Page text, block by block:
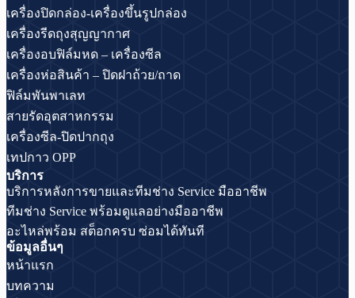
เครื่องปิดกล่อง-เครื่องขึ้นรูปกล่อง
เครื่องรีดถุงสุญญากาศ
เครื่องอบฟิล์มหด – เครื่องซีล
เครื่องห่อสินค้า – ปิดฝาถ้วย/ถาด
ฟิล์มพันพาเลท
สายรัดอุตสาหกรรม
เครื่องซีล-ปิดปากถุง
เทปกาว OPP
บริการ
บริการหลังการขายและทีมช่าง Service มืออาชีพ
ทีมช่าง Service พร้อมดูแลอย่างมืออาชีพ
อะไหล่พร้อม สต็อกครบ ซ่อมได้ทันที
ข้อมูลอื่นๆ
หน้าแรก
บทความ